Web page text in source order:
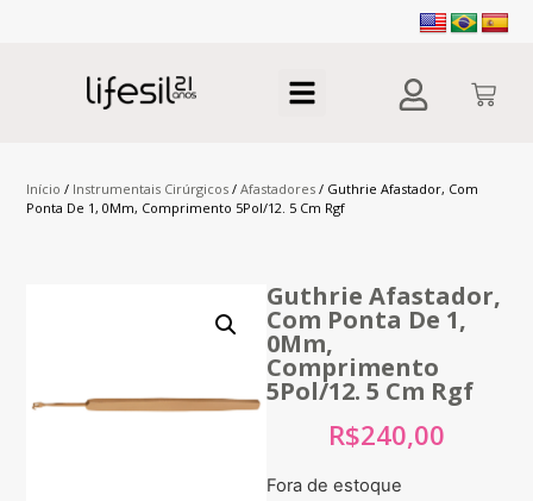
Início / Instrumentais Cirúrgicos /Afastadores / Guthrie Afastador, Com
Ponta De 1, 0Mm, Comprimento 5Pol/12. 5 Cm Rgf
Guthrie Afastador,
Com Ponta De 1,
0Mm,
Comprimento
5Pol/12. 5 Cm Rgf
R$240,00
Fora de estoque